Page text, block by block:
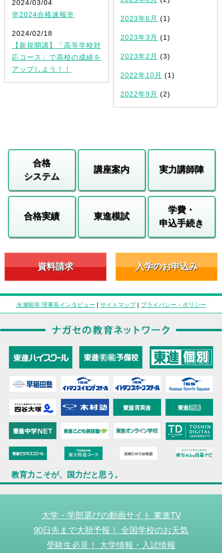
2024/03/04
🌸2024合格速報🌸
2024/02/18
【新規開講】「高等学校対
応コース」で高校の成績を
アップしよう！！
2023年6月 (1)
2023年3月 (1)
2023年2月 (3)
2022年10月 (1)
2022年9月 (2)
合格
システム
講座案内 実力講師陣
合格実績 東進模試
学費・
申込手続き
資料請求 入学のお申込み
永瀬昭幸 理事長インタビュー | サイトマップ| プライバシー・ポリシー
教育力こそが、国力だと思う。
大学・学部選びの動画サイト 東進TV
90日先まで大胆予報！ 全国学校のお天気
受験生必見！ 大学情報・入試情報